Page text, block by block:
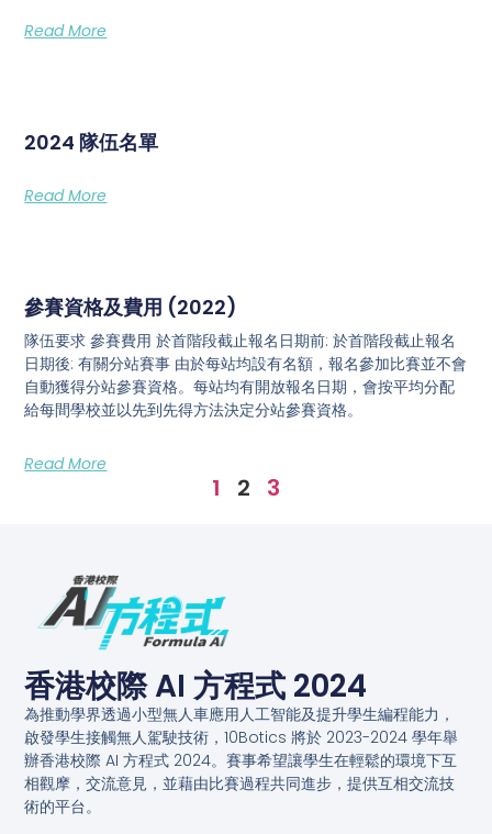
Read More
2024 隊伍名單
Read More
參賽資格及費用 (2022)
隊伍要求 參賽費用 於首階段截止報名日期前: 於首階段截止報名
日期後: 有關分站賽事 由於每站均設有名額，報名參加比賽並不會
自動獲得分站參賽資格。每站均有開放報名日期，會按平均分配
給每間學校並以先到先得方法決定分站參賽資格。
Read More
1 2 3
香港校際 AI 方程式 2024
為推動學界透過小型無人車應用人工智能及提升學生編程能力，
啟發學生接觸無人駕駛技術，10Botics 將於 2023-2024 學年舉
辦香港校際 AI 方程式 2024。賽事希望讓學生在輕鬆的環境下互
相觀摩，交流意見，並藉由比賽過程共同進步，提供互相交流技
術的平台。